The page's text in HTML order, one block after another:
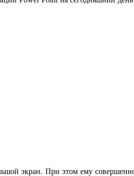
экран. При этом ему